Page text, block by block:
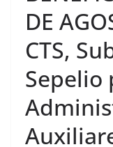
DE
CTS,
Sepelio